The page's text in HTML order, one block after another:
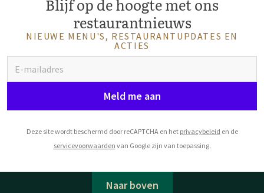
Blijf op de hoogte met ons
restaurantnieuws
NIEUWE MENU'S, RESTAURANTUPDATES EN
ACTIES
Meld me aan
Deze site wordt beschermd door reCAPTCHA en het privacybeleid en de
servicevoorwaarden van Google zijn van toepassing.
Naar boven